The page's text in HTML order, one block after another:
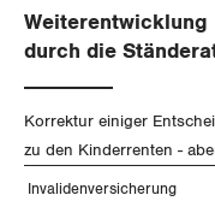
Uri
Waadt
Weiterentwicklung
durch die
Korrektur einiger
zu den Kinderrenten -
Invalidenversicherung